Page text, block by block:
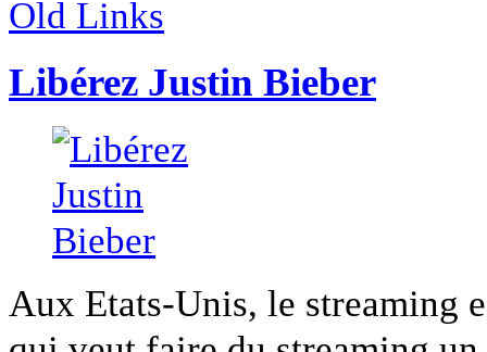
Old Links
Libérez Justin Bieber
Aux Etats-Unis, le streaming